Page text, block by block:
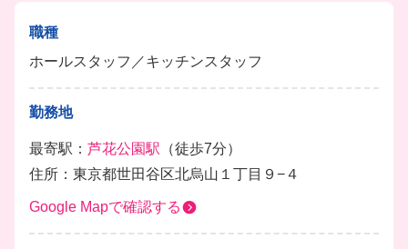
職種
ホールスタッフ／キッチンスタッフ
勤務地
最寄駅： 芦花公園駅 （徒歩7分）
住所：東京都世田谷区北烏山１丁目９−４
Google Mapで確認する